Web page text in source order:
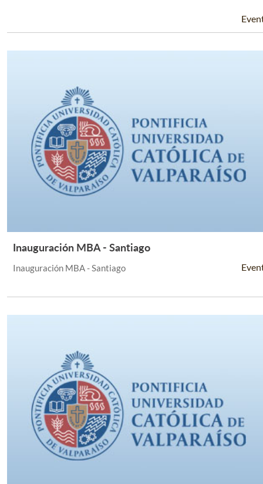
Inauguración MBA - Santiago
Inauguración MBA - Santiago